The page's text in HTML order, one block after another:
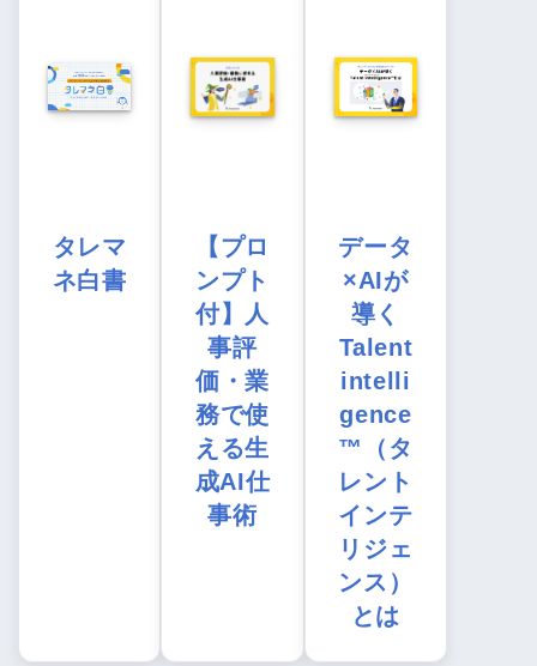
タレマ
ネ白書
【プロ
ンプト
付】人
事評
価・業
務で使
える生
成AI仕
事術
データ
×AIが
導く
Talent
intelli
gence
™（タ
レント
インテ
リジェ
ンス）
とは